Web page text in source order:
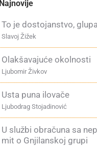
Najnovije
To je dostojanstvo,
Slavoj Žižek
Olakšavajuće okolnosti
Ljubomir Živkov
Usta puna ilovače
Ljubodrag Stojadinović
U službi obračuna sa
mit o Gnjilanskoj grupi